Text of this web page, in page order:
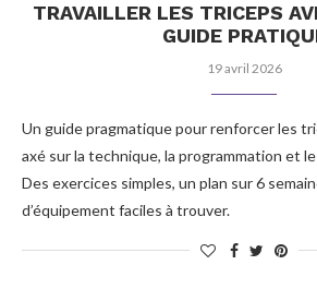
TRAVAILLER LES TRICEPS
GUIDE
19 avril 2026
Un guide pragmatique pour renforcer les
axé sur la technique, la programmation et
Des exercices simples, un plan sur 6
d’équipement faciles à trouver.